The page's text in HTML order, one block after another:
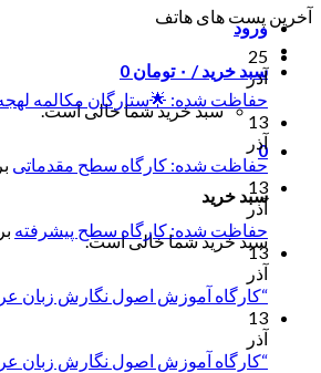
ورود
سبد خرید / ۰ تومان 0
سبد خرید شما خالی است.
0
سبد خرید
سبد خرید شما خالی است.
آخرین پست های هاتف
25
آذر
حفاظت شده: 🌟ستارگان مکالمه لهجه
13
آذر
حفاظت شده: کارگاه سطح مقدماتی
13
آذر
حفاظت شده: کارگاه سطح پیشرفته
13
آذر
“کارگاه آموزش اصول نگارش زبان
13
آذر
“کارگاه آموزش اصول نگارش زبان